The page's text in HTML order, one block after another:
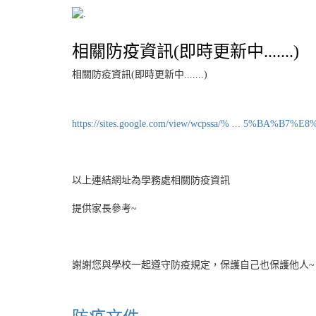
相關防疫資訊(即時更新中.......)
相關防疫資訊(即時更新中.......)
https://sites.google.com/view/wcpssa/% ...
以上連結網址為學務處相關防疫資訊
提供家長參考~
謝謝您與學校一起遵守防疫規定，保護自己也保護他人~